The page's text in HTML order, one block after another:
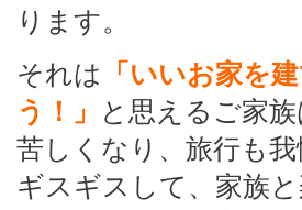
ります。
それは
「いいお家を
う！」
と思えるご家
苦しくなり、旅行も
ギスギスして、家族